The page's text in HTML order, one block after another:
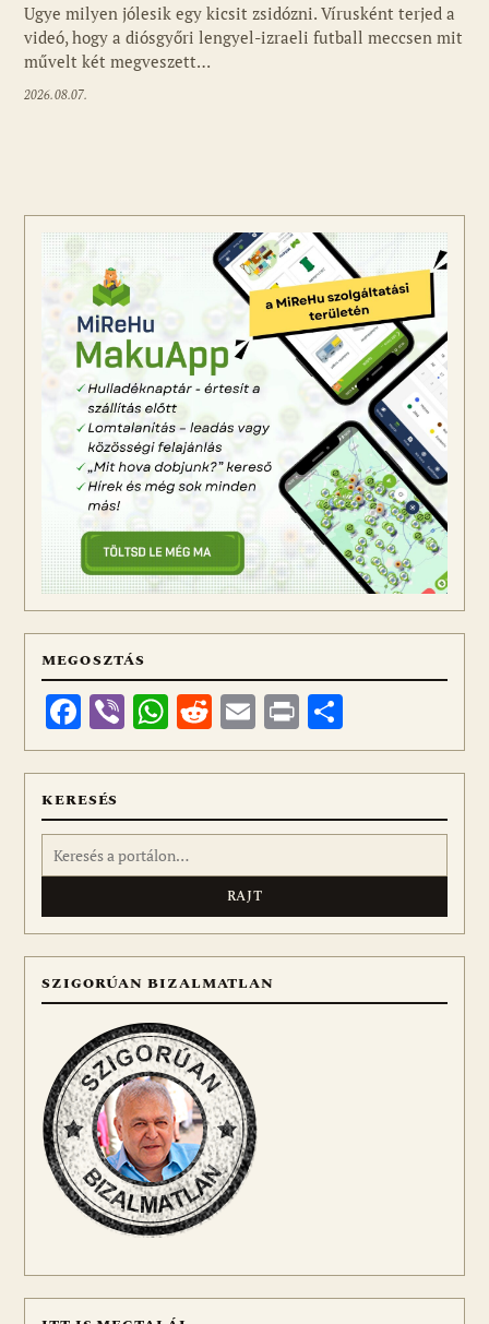
Ugye milyen jólesik egy kicsit zsidózni. Vírusként terjed a
videó, hogy a diósgyőri lengyel-izraeli futball meccsen mit
művelt két megveszett…
2026.08.07.
MEGOSZTÁS
Facebook
ViberWhatsApp
Reddit
Email
Print
meg
KERESÉS
Keresés:
SZIGORÚAN BIZALMATLAN